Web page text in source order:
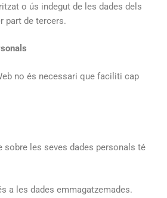
o ús indegut de les dades dels
part de tercers.
no és necessari que faciliti cap
sobre les seves dades personals té
a les dades emmagatzemades.